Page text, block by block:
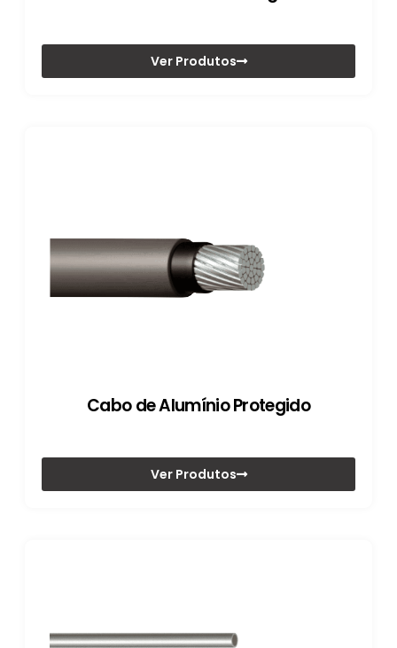
Ver Produtos
Cabo de Alumínio Protegido
Ver Produtos